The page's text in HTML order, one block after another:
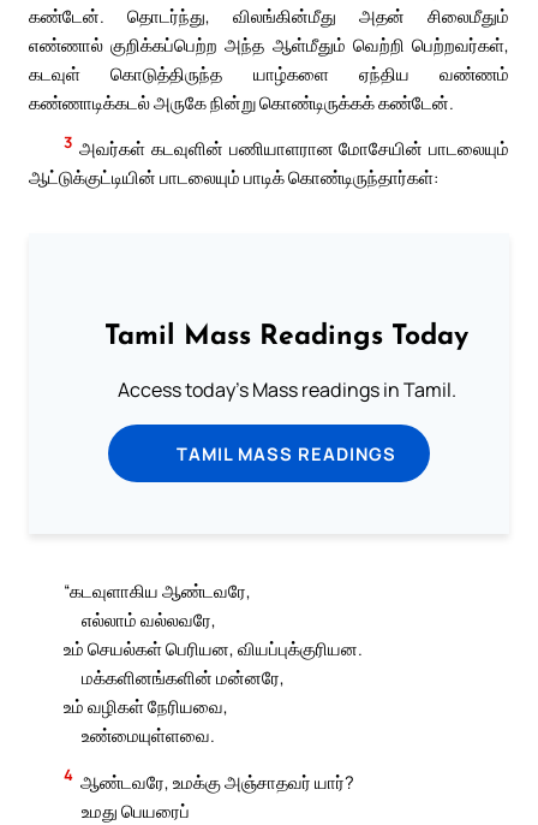
கண்டேன். தொடர்ந்து, விலங்கின்மீது அதன் சிலைமீதும்
எண்ணால் குறிக்கப்பெற்ற அந்த ஆள்மீதும் வெற்றி பெற்றவர்கள்,
கடவுள் கொடுத்திருந்த யாழ்களை ஏந்திய வண்ணம்
கண்ணாடிக்கடல் அருகே நின்று கொண்டிருக்கக் கண்டேன்.
3 அவர்கள் கடவுளின் பணியாளரான மோசேயின் பாடலையும்
ஆட்டுக்குட்டியின் பாடலையும் பாடிக் கொண்டிருந்தார்கள்:
Tamil Mass Readings Today
Access today's Mass readings in Tamil.
TAMIL MASS READINGS
“கடவுளாகிய ஆண்டவரே,
எல்லாம் வல்லவரே,
உம் செயல்கள் பெரியன, வியப்புக்குரியன.
மக்களினங்களின் மன்னரே,
உம் வழிகள் நேரியவை,
உண்மையுள்ளவை.
4 ஆண்டவரே, உமக்கு அஞ்சாதவர் யார்?
உமது பெயரைப்